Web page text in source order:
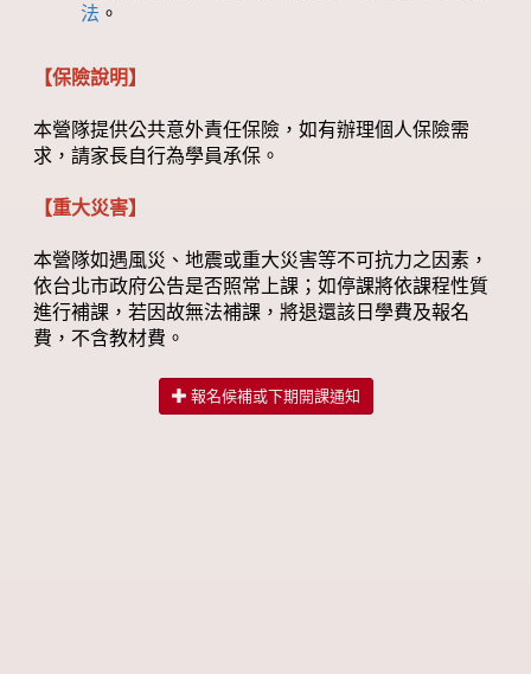
法 。
【保險說明】
本營隊提供公共意外責任保險，如有辦理個人保險需
求，請家長自行為學員承保。
【重大災害】
本營隊如遇風災、地震或重大災害等不可抗力之因素，
依台北市政府公告是否照常上課；如停課將依課程性質
進行補課，若因故無法補課，將退還該日學費及報名
費，不含教材費。
報名候補或下期開課通知